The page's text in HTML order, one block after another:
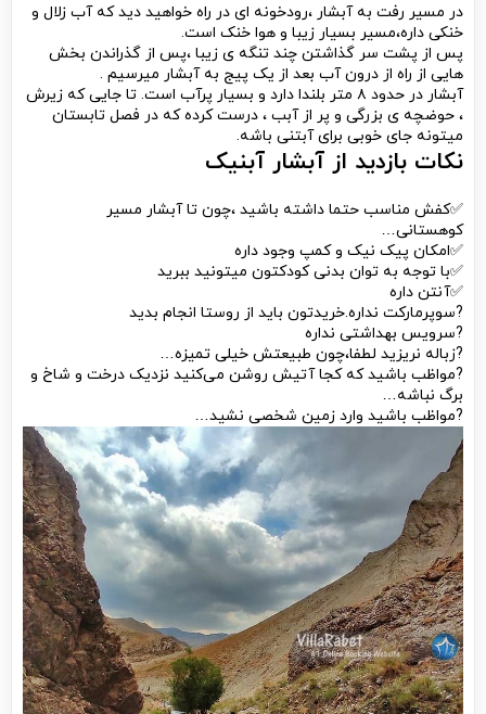
در مسیر رفت به آبشار ،رودخونه ای در راه خواهید دید که آب زلال و
خنکی داره،مسیر بسیار زیبا و هوا خنک است.
پس از پشت سر گذاشتن چند تنگه ی زیبا ،پس از گذراندن بخش
هایی از راه از درون آب بعد از یک پیج به آبشار میرسیم .
آبشار در حدود ۸ متر بلندا دارد و بسیار پرآب است. تا جایی که زیرش
، حوضچه ی بزرگی و پر از آبب ، درست کرده که در فصل تابستان
میتونه جای خوبی برای آبتنی باشه.
نکات بازدید از آبشار آبنیک
✅کفش مناسب حتما داشته باشید ،چون تا آبشار مسیر
کوهستانی…
✅امکان پیک نیک و کمپ وجود داره
✅با توجه به توان بدنی کودکتون میتونید ببرید
✅آنتن داره
?سوپرمارکت نداره.خریدتون باید از روستا انجام بدید
?سرویس بهداشتی نداره
?زباله نریزید لطفا،چون طبیعتش خیلی تمیزه…
?مواظب باشید که کجا آتیش روشن می‌کنید نزدیک درخت و شاخ و
برگ نباشه…
?مواظب باشید وارد زمین شخصی نشید…